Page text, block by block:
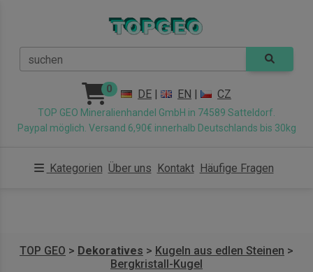
suchen
0 DE | EN | CZ
TOP GEO Mineralienhandel GmbH in 74589 Satteldorf.
Paypal möglich. Versand 6,90€ innerhalb Deutschlands bis 30kg
Kategorien Über uns Kontakt Häufige Fragen
TOP GEO > Dekoratives > Kugeln aus edlen Steinen >
Bergkristall-Kugel